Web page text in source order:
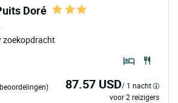
Doré
zoekopdracht
87.57 USD/ 1 nacht
voor 2 reizigers